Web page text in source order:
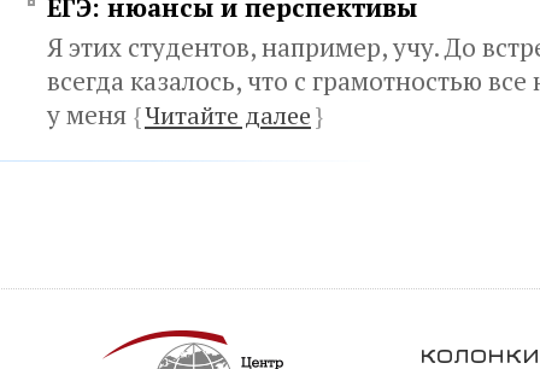
ЕГЭ: нюансы и перспективы
Я этих студентов, например, учу. До
всегда казалось, что с грамотностью
у меня {Читайте далее}
колонки